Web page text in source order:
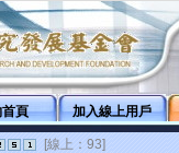
頁 加入線上用戶
[線上：93]